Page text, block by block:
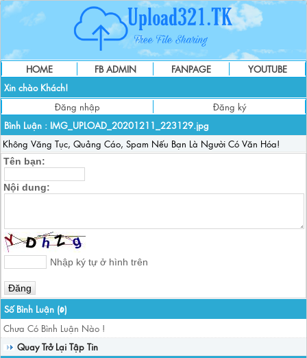
HOME FB ADMIN FANPAGE
YOUTUBE
Xin chào Khách!
Đăng nhập
Đăng ký
Bình Luận : IMG_UPLOAD_20201211_223129.jpg
Không Văng Tục, Quảng Cáo, Spam Nếu Bạn Là Người Có Văn Hóa!
Tên bạn:
Nội dung:
Nhập ký tự ở hình trên
Số Bình Luận (0)
Chưa Có Bình Luận Nào !
Quay Trở Lại Tập Tin